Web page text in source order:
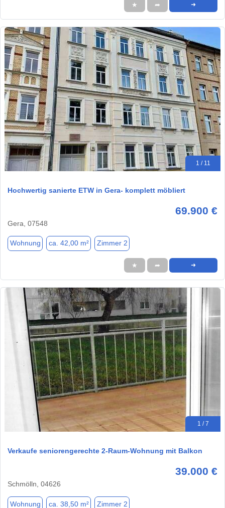
★ ➦ ➜
1 / 11
Hochwertig sanierte ETW in Gera- komplett möbliert
69.900 €
Gera, 07548
Wohnung ca. 42,00 m² Zimmer 2
★ ➦ ➜
1 / 7
Verkaufe seniorengerechte 2-Raum-Wohnung mit Balkon
39.000 €
Schmölln, 04626
Wohnung ca. 38,50 m² Zimmer 2